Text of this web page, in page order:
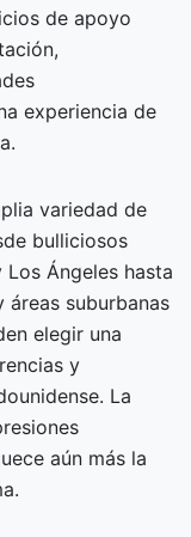
de apoyo
experiencia de
variedad de
bulliciosos
Ángeles hasta
áreas suburbanas
elegir una
y
La
aún más la